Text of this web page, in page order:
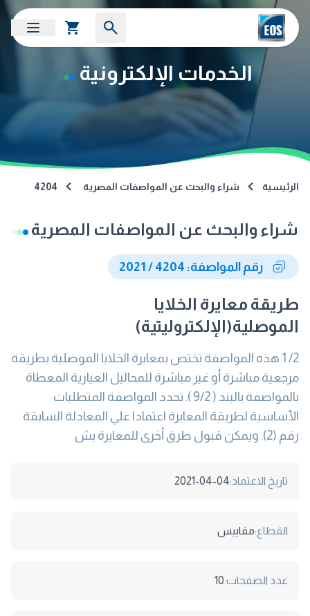
الخدمات الإلكترونية
الرئيسية شراء والبحث عن المواصفات المصرية 4204
شراء والبحث عن المواصفات المصرية
رقم المواصفة: 4204 / 2021
طريقة معايرة الخلايا
الموصلية(الإلكتروليتية)
2/ 1 هذه المواصفة تختص بمعايرة الخلايا الموصلية بطريقة
مرجعية مباشرة أو غير مباشرة للمحاليل العيارية المعطاة
بالمواصفة بالبند ( 9/2 ). تحدد المواصفة المتطلبات
الأساسية لطريقة المعايرة اعتمادا علي المعادلة السابقة
رقم (2). ويمكن قبول طرق أخرى للمعايرة بش
تاريخ الاعتماد:2021-04-04
القطاع:مقاييس
عدد الصفحات:10